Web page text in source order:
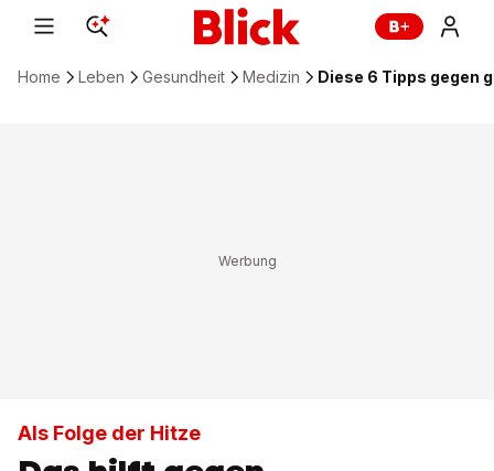
Home Leben Gesundheit Medizin Diese 6 Tipps gegen
Als Folge der Hitze